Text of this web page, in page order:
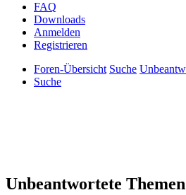
FAQ
Downloads
Anmelden
Registrieren
Foren-Übersicht Suche
Suche
Unbeantwortete Themen